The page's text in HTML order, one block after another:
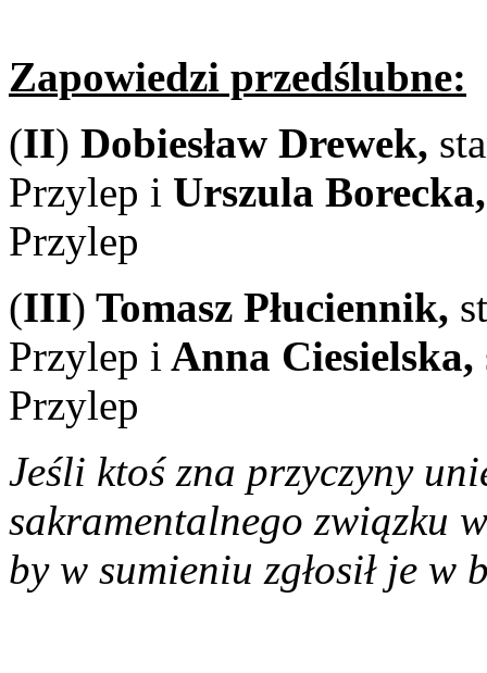
Zapowiedzi przedślubne:
(II) Dobiesław Drewek,
Przylep i Urszula
Przylep
(III) Tomasz Płuciennik,
Przylep i Anna Ciesielska,
Przylep
Jeśli ktoś zna przyczyny
sakramentalnego związku
by w sumieniu zgłosił je